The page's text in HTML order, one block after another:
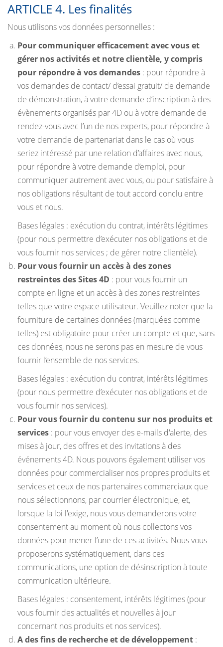
ARTICLE 4. Les finalités
Nous utilisons vos données personnelles :
Pour communiquer efficacement avec vous et
gérer nos activités et notre clientèle, y compris
pour répondre à vos demandes : pour répondre à
vos demandes de contact/ d’essai gratuit/ de demande
de démonstration, à votre demande d’inscription à des
évènements organisés par 4D ou à votre demande de
rendez-vous avec l’un de nos experts, pour répondre à
votre demande de partenariat dans le cas où vous
seriez intéressé par une relation d’affaires avec nous,
pour répondre à votre demande d’emploi, pour
communiquer autrement avec vous, ou pour satisfaire à
nos obligations résultant de tout accord conclu entre
vous et nous.
Bases légales : exécution du contrat, intérêts légitimes
(pour nous permettre d’exécuter nos obligations et de
vous fournir nos services ; de gérer notre clientèle).
Pour vous fournir un accès à des zones
restreintes des Sites 4D : pour vous fournir un
compte en ligne et un accès à des zones restreintes
telles que votre espace utilisateur. Veuillez noter que la
fourniture de certaines données (marquées comme
telles) est obligatoire pour créer un compte et que, sans
ces données, nous ne serons pas en mesure de vous
fournir l’ensemble de nos services.
Bases légales : exécution du contrat, intérêts légitimes
(pour nous permettre d’exécuter nos obligations et de
vous fournir nos services).
Pour vous fournir du contenu sur nos produits et
services : pour vous envoyer des e-mails d'alerte, des
mises à jour, des offres et des invitations à des
événements 4D. Nous pouvons également utiliser vos
données pour commercialiser nos propres produits et
services et ceux de nos partenaires commerciaux que
nous sélectionnons, par courrier électronique, et,
lorsque la loi l'exige, nous vous demanderons votre
consentement au moment où nous collectons vos
données pour mener l’une de ces activités. Nous vous
proposerons systématiquement, dans ces
communications, une option de désinscription à toute
communication ultérieure.
Bases légales : consentement, intérêts légitimes (pour
vous fournir des actualités et nouvelles à jour
concernant nos produits et nos services).
A des fins de recherche et de développement :